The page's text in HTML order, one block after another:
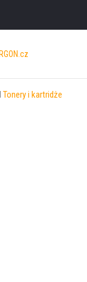
Tonery i kartridże